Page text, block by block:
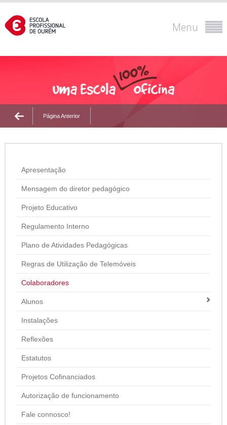
Menu
Página Anterior
Apresentação
Mensagem do diretor pedagógico
Projeto Educativo
Regulamento Interno
Plano de Atividades Pedagógicas
Regras de Utilização de Telemóveis
Colaboradores
Alunos
Instalações
Reflexões
Estatutos
Projetos Cofinanciados
Autorização de funcionamento
Fale connosco!